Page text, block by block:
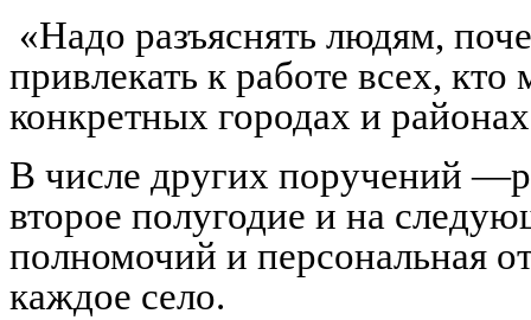
«Надо разъяснять людям,
привлекать к работе всех,
конкретных городах и
В числе других поручений
второе полугодие и на
полномочий и персональная
каждое село.